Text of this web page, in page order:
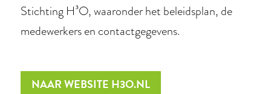
Stichting H³O, waaronder het beleidsplan, de
medewerkers en contactgegevens.
NAAR WEBSITE H3O.NL